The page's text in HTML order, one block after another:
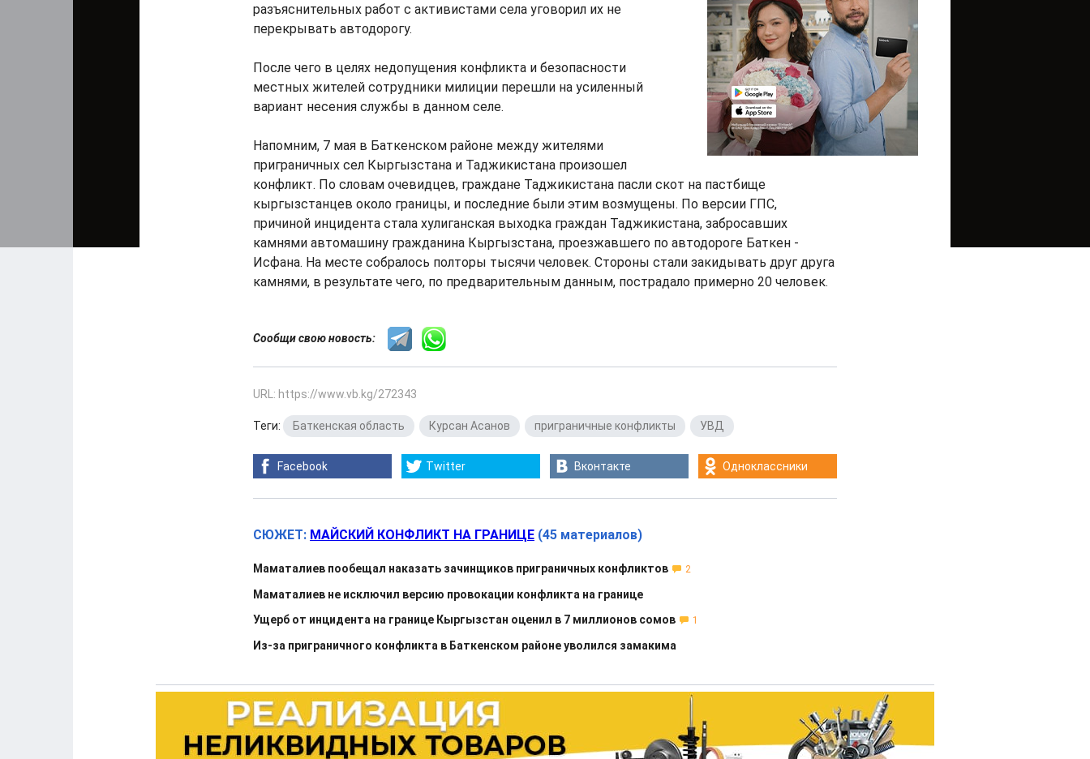
разъяснительных работ с активистами села уговорил их не
перекрывать автодорогу.
После чего в целях недопущения конфликта и безопасности
местных жителей сотрудники милиции перешли на усиленный
вариант несения службы в данном селе.
Напомним, 7 мая в Баткенском районе между жителями
приграничных сел Кыргызстана и Таджикистана произошел
конфликт. По словам очевидцев, граждане Таджикистана пасли скот на пастбище
кыргызстанцев около границы, и последние были этим возмущены. По версии ГПС,
причиной инцидента стала хулиганская выходка граждан Таджикистана, забросавших
камнями автомашину гражданина Кыргызстана, проезжавшего по автодороге Баткен -
Исфана. На месте собралось полторы тысячи человек. Стороны стали закидывать друг друга
камнями, в результате чего, по предварительным данным, пострадало примерно 20 человек.
Сообщи свою новость:
URL: https://www.vb.kg/272343
Теги: Баткенская область Курсан Асанов приграничные конфликты УВД
Facebook Twitter Вконтакте Одноклассники
СЮЖЕТ: МАЙСКИЙ КОНФЛИКТ НА ГРАНИЦЕ (45 материалов)
Маматалиев пообещал наказать зачинщиков приграничных конфликтов 2
Маматалиев не исключил версию провокации конфликта на границе
Ущерб от инцидента на границе Кыргызстан оценил в 7 миллионов сомов
1
Из-за приграничного конфликта в Баткенском районе уволился замакима